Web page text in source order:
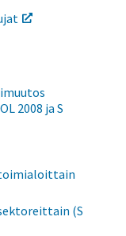
2008 ja S
(S